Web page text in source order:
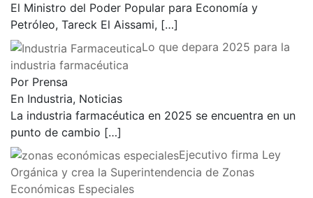
El Ministro del Poder Popular para Economía y
Petróleo, Tareck El Aissami, […]
Lo que depara 2025 para la
industria farmacéutica
Por Prensa
En Industria, Noticias
La industria farmacéutica en 2025 se encuentra en un
punto de cambio […]
Ejecutivo firma Ley
Orgánica y crea la Superintendencia de Zonas
Económicas Especiales